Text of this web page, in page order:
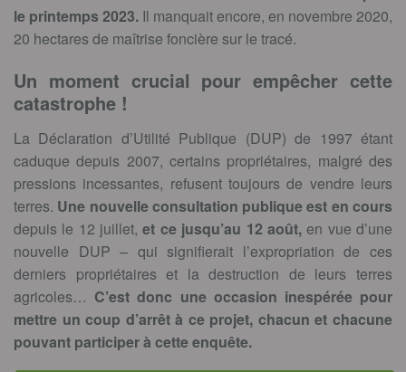
le printemps 2023. Il manquait encore, en novembre 2020,
20 hectares de maîtrise foncière sur le tracé.
Un moment crucial pour empêcher cette
catastrophe !
La Déclaration d’Utilité Publique (DUP) de 1997 étant
caduque depuis 2007, certains propriétaires, malgré des
pressions incessantes, refusent toujours de vendre leurs
terres. Une nouvelle consultation publique est en cours
depuis le 12 juillet,et ce jusqu’au 12 août,en vue d’une
nouvelle DUP – qui signifierait l’expropriation de ces
derniers propriétaires et la destruction de leurs terres
agricoles… C’est donc une occasion inespérée pour
mettre un coup d’arrêt à ce projet, chacun et chacune
pouvant participer à cette enquête.